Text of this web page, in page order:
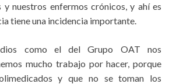
y nuestros enfermos crónicos, y ahí es
tiene una incidencia importante.
como el del Grupo OAT nos
mucho trabajo por hacer, porque
y que no se toman los